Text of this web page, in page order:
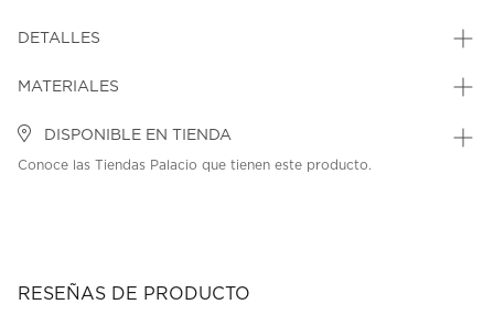
DETALLES
MATERIALES
DISPONIBLE EN TIENDA
Conoce las Tiendas Palacio que tienen este producto.
RESEÑAS DE PRODUCTO